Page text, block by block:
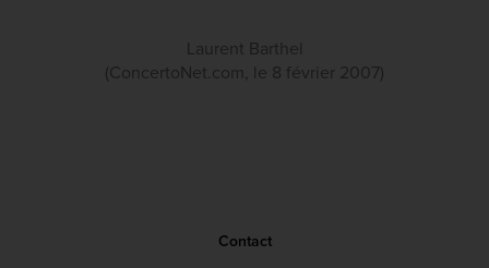
Laurent Barthel
(ConcertoNet.com, le 8 février 2007)
Contact